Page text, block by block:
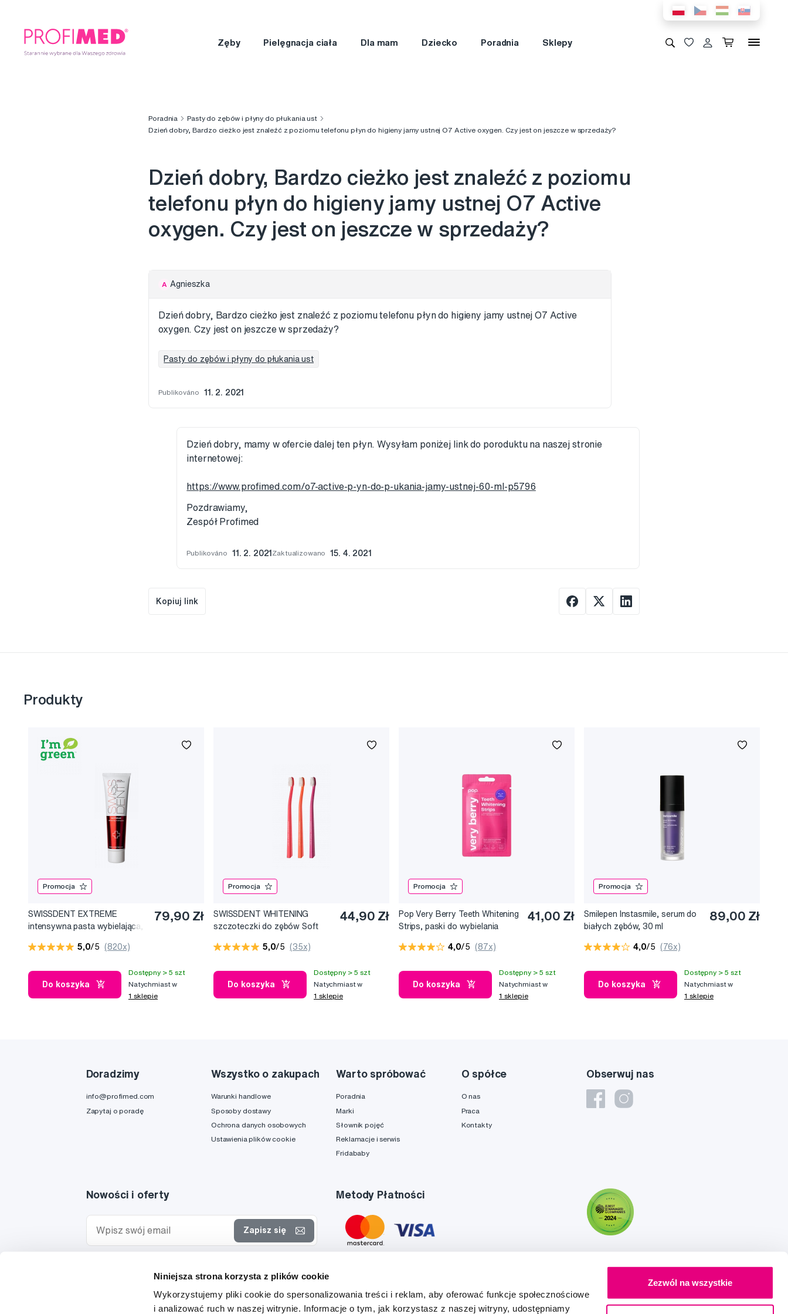
Niniejsza strona korzysta z plików cookie
Wykorzystujemy pliki cookie do spersonalizowania treści i reklam, aby oferować funkcje społecznościowe
i analizować ruch w naszej witrynie. Informacje o tym, jak korzystasz z naszej witryny, udostępniamy
Zezwól na wszystkie
Zęby Pielęgnacja ciała Dla mam Dziecko Poradnia Sklepy
Poradnia
Pasty do zębów i płyny do płukania ust
Dzień dobry, Bardzo cieżko jest znaleźć z poziomu telefonu płyn do higieny jamy ustnej O7 Active oxygen. Czy jest on jeszcze w sprzedaży?
Dzień dobry, Bardzo cieżko jest znaleźć z poziomu
telefonu płyn do higieny jamy ustnej O7 Active
oxygen. Czy jest on jeszcze w sprzedaży?
A Agnieszka
Dzień dobry, Bardzo cieżko jest znaleźć z poziomu telefonu płyn do higieny jamy ustnej O7 Active
oxygen. Czy jest on jeszcze w sprzedaży?
Pasty do zębów i płyny do płukania ust
Publikováno 11. 2. 2021
Dzień dobry, mamy w ofercie dalej ten płyn. Wysyłam poniżej link do poroduktu na naszej stronie
internetowej:
https://www.profimed.com/o7-active-p-yn-do-p-ukania-jamy-ustnej-60-ml-p5796
Pozdrawiamy,
Zespół Profimed
Publikováno 11. 2. 2021 Zaktualizowano 15. 4. 2021
Kopiuj link
Produkty
Promocja
SWISSDENT EXTREME
intensywna pasta wybielająca,
79,90 Zł
5,0/5 (820x)
Do koszyka
Dostępny > 5 szt
Natychmiast w
1 sklepie
Promocja
SWISSDENT WHITENING
szczoteczki do zębów Soft
44,90 Zł
5,0/5 (35x)
Do koszyka
Dostępny > 5 szt
Natychmiast w
1 sklepie
Promocja
Pop Very Berry Teeth Whitening
Strips, paski do wybielania
41,00 Zł
4,0/5 (87x)
Do koszyka
Dostępny > 5 szt
Natychmiast w
1 sklepie
Promocja
Smilepen Instasmile, serum do
białych zębów, 30 ml
89,00 Zł
4,0/5 (76x)
Do koszyka
Dostępny > 5 szt
Natychmiast w
1 sklepie
Obserwuj nas
Doradzimy
info@profimed.com
Zapytaj o poradę
Wszystko o zakupach
Warunki handlowe
Sposoby dostawy
Ochrona danych osobowych
Ustawienia plików cookie
Warto spróbować
Poradnia
Marki
Słownik pojęć
Reklamacje i serwis
Fridababy
O spółce
O nas
Praca
Kontakty
Nowości i oferty
Zapisz się
specjalnych i wyrażam zgodę naprzetwarzanie danych
w tym celu.
Metody Płatności